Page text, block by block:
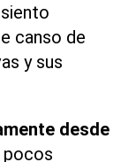
canso de
y sus
desde
pocos